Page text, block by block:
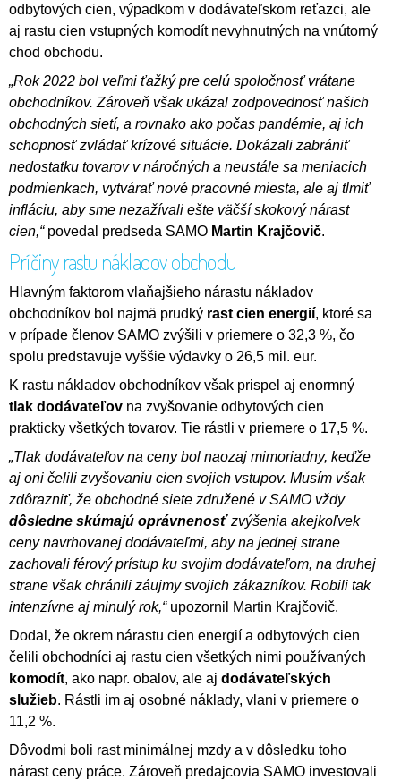
odbytových cien, výpadkom v dodávateľskom reťazci, ale
aj rastu cien vstupných komodít nevyhnutných na vnútorný
chod obchodu.
„Rok 2022 bol veľmi ťažký pre celú spoločnosť vrátane
obchodníkov. Zároveň však ukázal zodpovednosť našich
obchodných sietí, a rovnako ako počas pandémie, aj ich
schopnosť zvládať krízové situácie. Dokázali zabrániť
nedostatku tovarov v náročných a neustále sa meniacich
podmienkach, vytvárať nové pracovné miesta, ale aj tlmiť
infláciu, aby sme nezažívali ešte väčší skokový nárast
cien,“povedal predseda SAMO Martin Krajčovič.
Príčiny rastu nákladov obchodu
Hlavným faktorom vlaňajšieho nárastu nákladov
obchodníkov bol najmä prudký rast cien energií, ktoré sa
v prípade členov SAMO zvýšili v priemere o 32,3 %, čo
spolu predstavuje vyššie výdavky o 26,5 mil. eur.
K rastu nákladov obchodníkov však prispel aj enormný
tlak dodávateľov na zvyšovanie odbytových cien
prakticky všetkých tovarov. Tie rástli v priemere o 17,5 %.
„Tlak dodávateľov na ceny bol naozaj mimoriadny, keďže
aj oni čelili zvyšovaniu cien svojich vstupov. Musím však
zdôrazniť, že obchodné siete združené v SAMO vždy
dôsledne skúmajú oprávnenosťzvýšenia akejkoľvek
ceny navrhovanej dodávateľmi, aby na jednej strane
zachovali férový prístup ku svojim dodávateľom, na druhej
strane však chránili záujmy svojich zákazníkov. Robili tak
intenzívne aj minulý rok,“ upozornil Martin Krajčovič.
Dodal, že okrem nárastu cien energií a odbytových cien
čelili obchodníci aj rastu cien všetkých nimi používaných
komodít, ako napr. obalov, ale aj dodávateľských
služieb. Rástli im aj osobné náklady, vlani v priemere o
11,2 %.
Dôvodmi boli rast minimálnej mzdy a v dôsledku toho
nárast ceny práce. Zároveň predajcovia SAMO investovali